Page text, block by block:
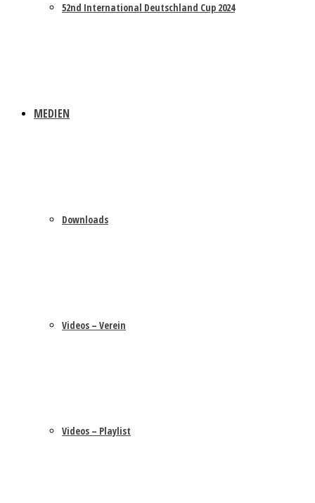
52nd International Deutschland Cup 2024
MEDIEN
Downloads
Videos – Verein
Videos – Playlist